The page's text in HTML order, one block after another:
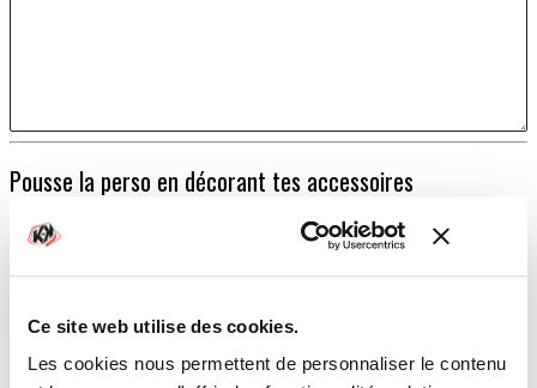
Ce site web utilise des cookies.
Les cookies nous permettent de personnaliser le contenu
Pousse la perso en décorant tes accessoires
STICKERS D'AILE
Extensions d'ailes origines YAMAHA 179,00 €
TOTAL